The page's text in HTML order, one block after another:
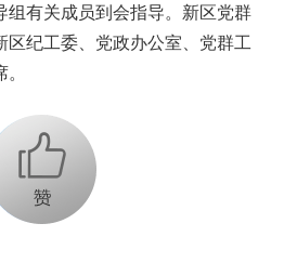
有关成员到会指导。新区党群
区纪工委、党政办公室、党群工
+1